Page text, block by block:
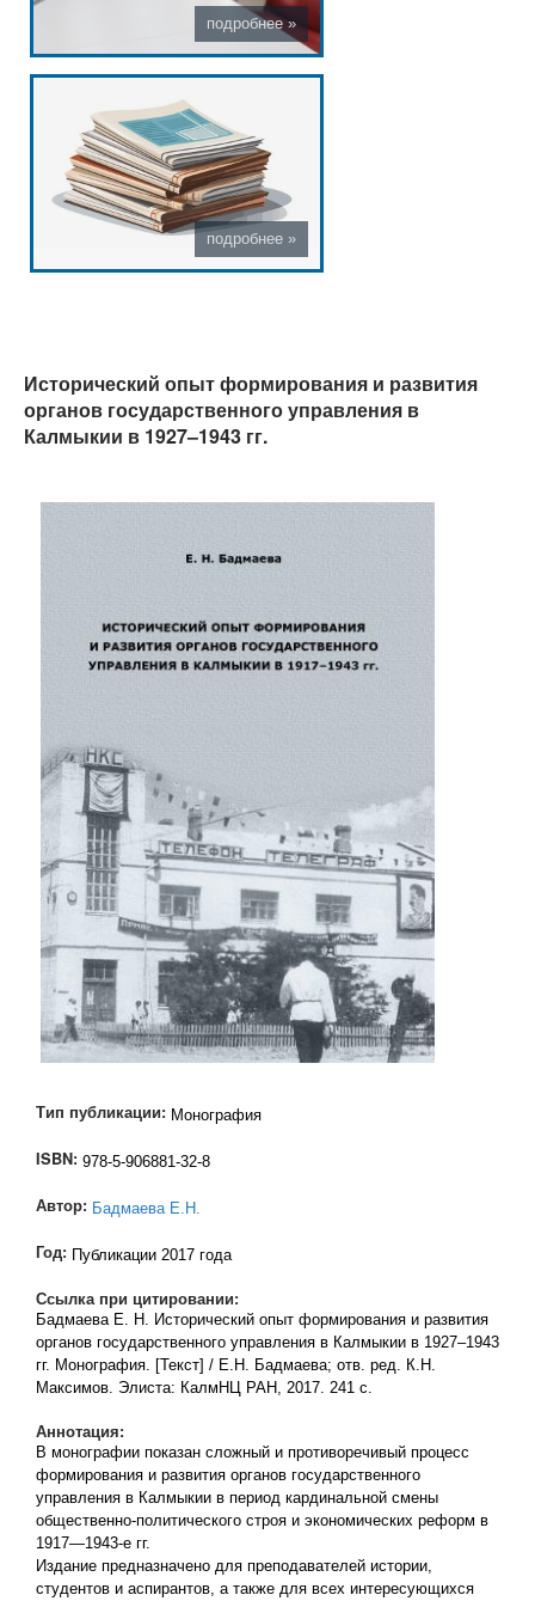
Исторический опыт формирования и развития
органов государственного управления в
Калмыкии в 1927–1943 гг.
Тип публикации: Монография
ISBN: 978-5-906881-32-8
Автор: Бадмаева Е.Н.
Год: Публикации 2017 года
Ссылка при цитировании:
Бадмаева Е. Н. Исторический опыт формирования и развития
органов государственного управления в Калмыкии в 1927–1943
гг. Монография. [Текст] / Е.Н. Бадмаева; отв. ред. К.Н.
Максимов. Элиста: КалмНЦ РАН, 2017. 241 с.
Аннотация:
В монографии показан сложный и противоречивый процесс
формирования и развития органов государственного
управления в Калмыкии в период кардинальной смены
общественно-политического строя и экономических реформ в
1917—1943-е гг.
Издание предназначено для преподавателей истории,
студентов и аспирантов, а также для всех интересующихся